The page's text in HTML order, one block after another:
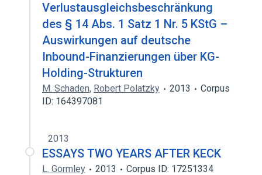
Verlustausgleichsbeschränkung
des § 14 Abs. 1 Satz 1 Nr. 5 KStG –
Auswirkungen auf deutsche
Inbound-Finanzierungen über KG-
Holding-Strukturen
M. Schaden, Robert Polatzky 2013
Corpus
ID: 164397081
2013
ESSAYS TWO YEARS AFTER KECK
L. Gormley 2013
Corpus ID: 17251334